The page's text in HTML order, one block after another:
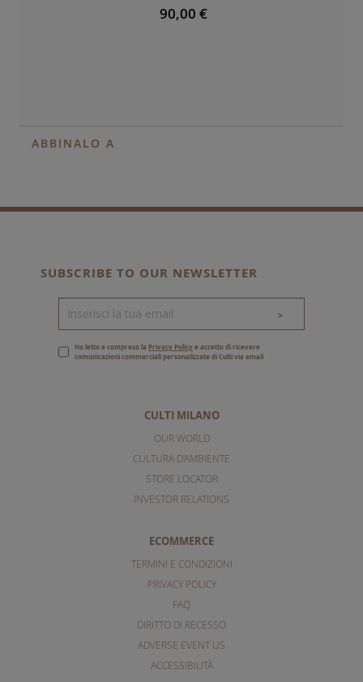
90,00 €
ABBINALO A
CULTI MILANO
OUR WORLD
CULTURA D'AMBIENTE
STORE LOCATOR
INVESTOR RELATIONS
ECOMMERCE
TERMINI E CONDIZIONI
PRIVACY POLICY
FAQ
DIRITTO DI RECESSO
ADVERSE EVENT US
ACCESSIBILITÀ
SUBSCRIBE TO OUR NEWSLETTER
>
Ho letto e compreso la Privacy Policye accetto di ricevere
comunicazioni commerciali personalizzate di Culti via email